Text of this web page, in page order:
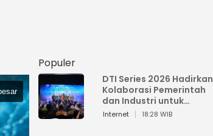
Populer
DTI Series 2026 Hadirkan
Kolaborasi Pemerintah
dan Industri untuk
Percepatan
Internet 18:28 WIB